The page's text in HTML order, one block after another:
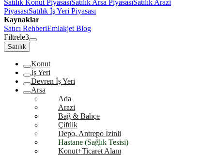
Satılık Konut PiyasasıSatılık Arsa PiyasasıSatılık Arazi
PiyasasıSatılık İş Yeri Piyasası
Kaynaklar
Satıcı RehberiEmlakjet Blog
Filtrele3
Satılık
Konut
İş Yeri
Devren İş Yeri
Arsa
Ada
Arazi
Bağ & Bahçe
Çiftlik
Depo, Antrepo İzinli
Hastane (Sağlık Tesisi)
Konut+Ticaret Alanı